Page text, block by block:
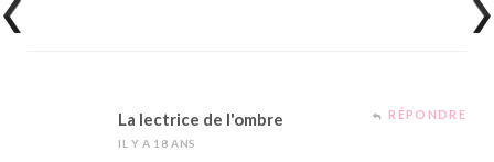
La lectrice de l'ombre
IL Y A 18 ANS
RÉPONDRE